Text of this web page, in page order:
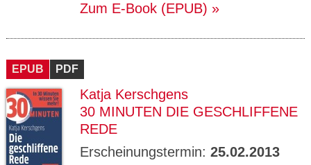
Zum E-Book (EPUB)
EPUB PDF
Katja Kerschgens
30 MINUTEN DIE GESCHLIFFENE
REDE
Erscheinungstermin: 25.02.2013